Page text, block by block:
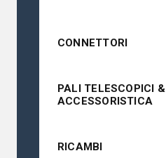
CONNETTORI
PALI TELESCOPICI &
ACCESSORISTICA
RICAMBI